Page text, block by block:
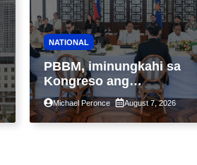
NATIONAL
PBBM, iminungkahi sa
Kongreso ang
pansamantalang
suspensyon sa
pagpapatupad ng Real
Michael Peronce August 7, 2026